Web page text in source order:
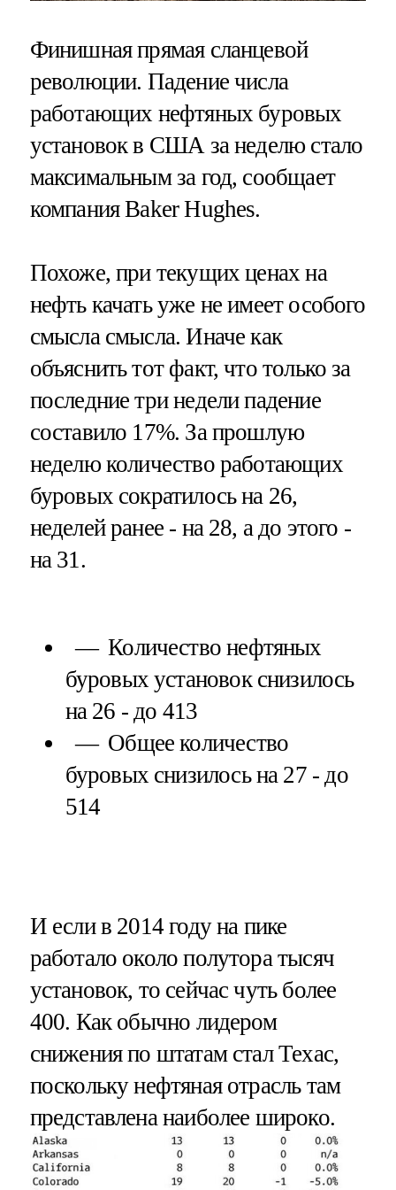
Финишная прямая сланцевой
революции. Падение числа
работающих нефтяных буровых
установок в США за неделю стало
максимальным за год, сообщает
компания Baker Hughes.
Похоже, при текущих ценах на
нефть качать уже не имеет особого
смысла смысла. Иначе как
объяснить тот факт, что только за
последние три недели падение
составило 17%. За прошлую
неделю количество работающих
буровых сократилось на 26,
неделей ранее - на 28, а до этого -
на 31.
Количество нефтяных
буровых установок снизилось
на 26 - до 413
Общее количество
буровых снизилось на 27 - до
514
И если в 2014 году на пике
работало около полутора тысяч
установок, то сейчас чуть более
400. Как обычно лидером
снижения по штатам стал Техас,
поскольку нефтяная отрасль там
представлена наиболее широко.